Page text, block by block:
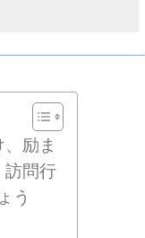
励ま
訪問行
う